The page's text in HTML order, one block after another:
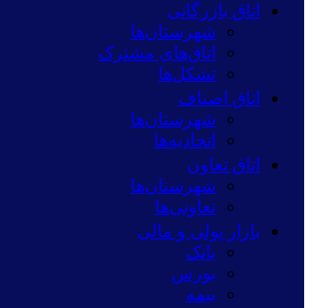
اتاق بازرگانی
شهرستان‌ها
اتاق‌های مشترک
تشکل‌ها
اتاق اصناف
شهرستان‌ها
اتحادیه‌ها
اتاق تعاون
شهرستان‌ها
تعاونی‌ها
بازار پولی و مالی
بانک
بورس
بیمه